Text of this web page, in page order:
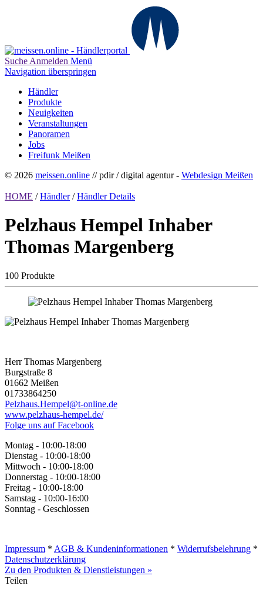
Suche Anmelden Menü
Navigation überspringen
Händler
Produkte
Neuigkeiten
Veranstaltungen
Panoramen
Jobs
Freifunk Meißen
© 2026 meissen.online // pdir / digital agentur - Webdesign Meißen
HOME / Händler / Händler Details
Pelzhaus Hempel Inhaber
Thomas Margenberg
100 Produkte
Herr Thomas Margenberg
Burgstraße 8
01662 Meißen
01733864250
Pelzhaus.Hempel@t-online.de
www.pelzhaus-hempel.de/
Folge uns auf Facebook
Montag - 10:00-18:00
Dienstag - 10:00-18:00
Mittwoch - 10:00-18:00
Donnerstag - 10:00-18:00
Freitag - 10:00-18:00
Samstag - 10:00-16:00
Sonntag - Geschlossen
Impressum * AGB & Kundeninformationen * Widerrufsbelehrung *
Datenschutzerklärung
Zu den Produkten & Dienstleistungen »
Teilen